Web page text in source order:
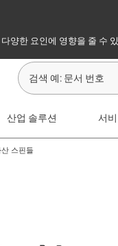
양한 요인에 영향을 줄 수
산업 솔루션 서
스핀들